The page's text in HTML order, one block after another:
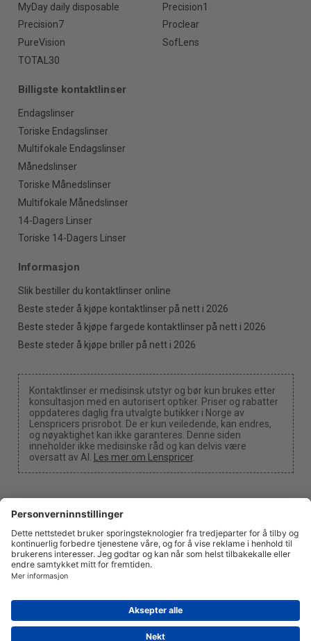
MyDay daily disposable
Precision1
Precision7
Proclear
PureVision
SofLens
TOTAL30
Billigste kontaktlinser
Endagslinser
Toriske Endagslinser
Multifokale Endagslinser
Månedslinser
Toriske Månedslinser
Multifokale Månedslinser
14-Dagers Linser
Toriske 14-Dagers Linser
Informasjon
Slik bestiller du kontaktlinser online
Beste steder å kjøpe kontaktlinser på nett i 2026
Beste steder å kjøpe fargede kontaktlinser på nett i 2026
Beste steder å kjøpe briller på nett i 2026
Kontaktlinser er medisinsk utstyr og bør kun brukes etter
konsultasjon med en autorisert optiker. Priser og rabatter
oppdateres daglig fra utvalgte butikker i Norge av
Lenspricers prisrobot. De er kun veiledende, kan endres,
og nøyaktighet kan ikke garanteres. Denne siden
inneholder ikke medisinske råd og kan delvis være
oversatt av AI. Les mer om Lenspricer.
Cookie-innstillinger
Vi kan motta en provisjon dersom du bruker en av våre
Om ossNyheterInformasjonPersonvernJuridisk
info@lenspricer.no